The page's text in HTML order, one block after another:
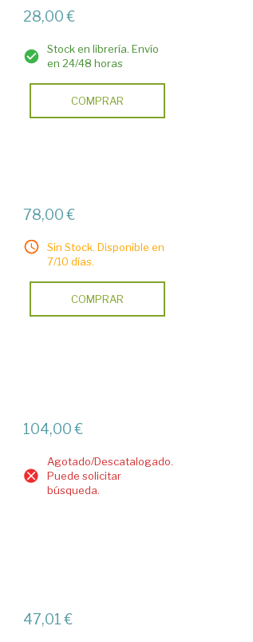
28,00 €
Stock en librería. Envío
en 24/48 horas
COMPRAR
78,00 €
Sin Stock. Disponible en
7/10 días.
COMPRAR
104,00 €
Agotado/Descatalogado.
Puede solicitar
búsqueda.
47,01 €